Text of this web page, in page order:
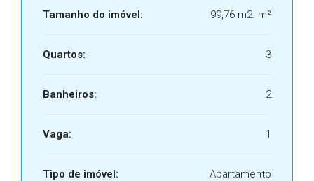
Tamanho do imóvel: 99,76 m2. m²
Quartos: 3
Banheiros: 2
Vaga: 1
Tipo de imóvel: Apartamento